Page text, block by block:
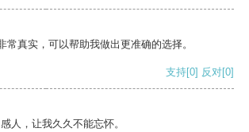
常真实，可以帮助我做出更准确的选择。
支持[0] 反对[0]
人，让我久久不能忘怀。